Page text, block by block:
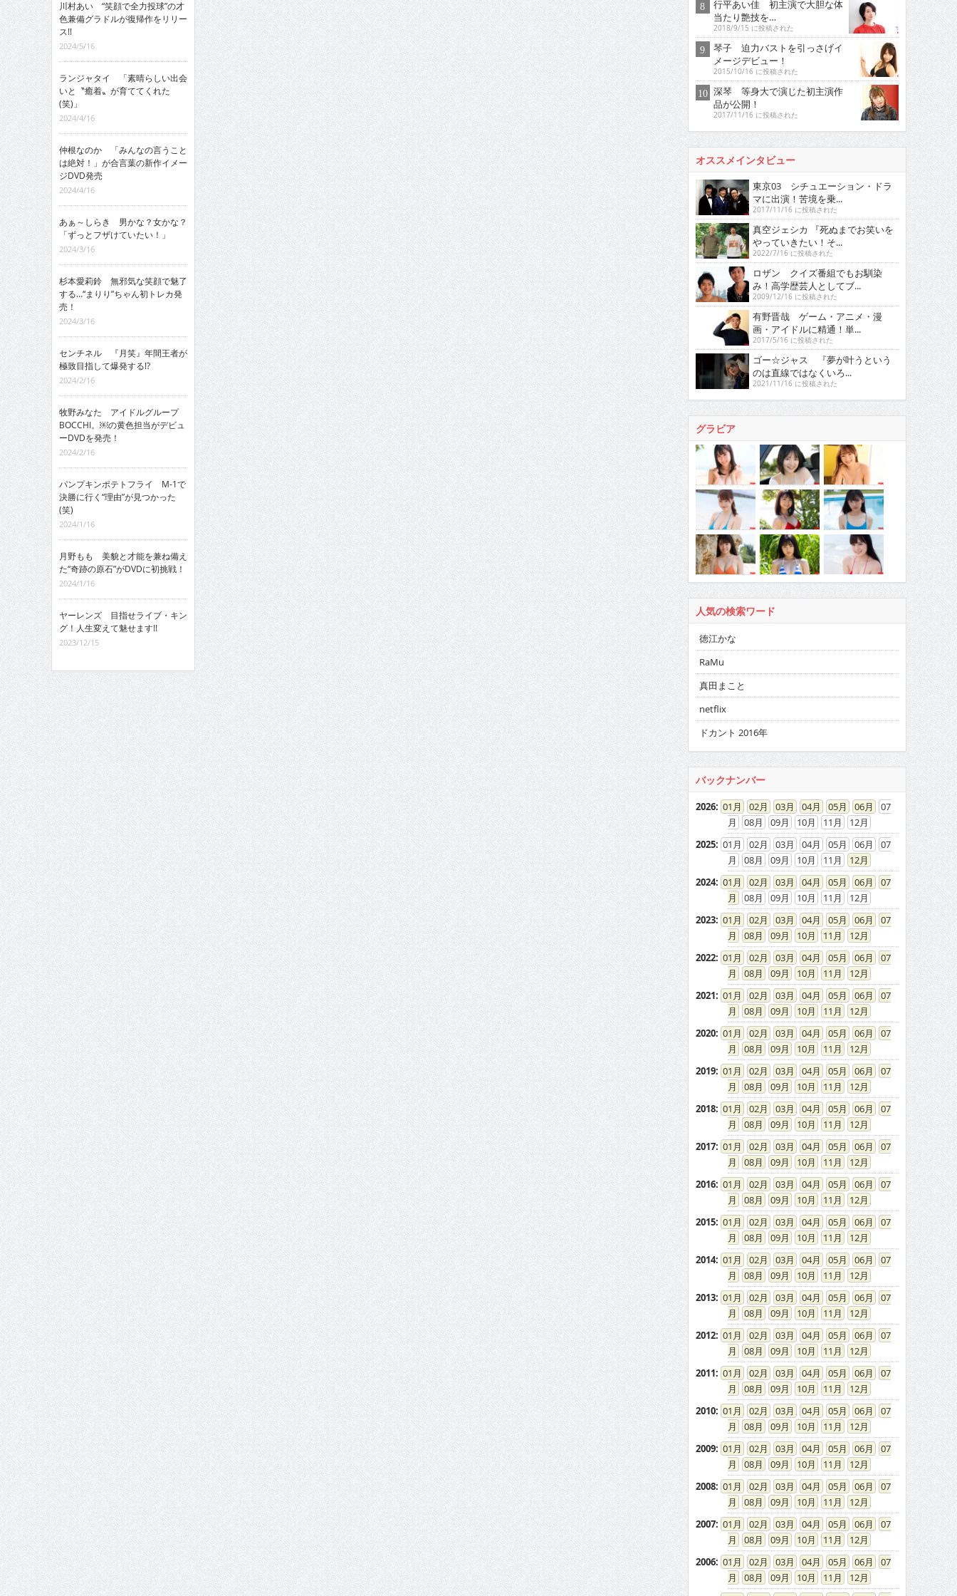
川村あい “笑顔で全力投球”の才
色兼備グラドルが復帰作をリリー
ス!!
2024/5/16
ランジャタイ 「素晴らしい出会
いと〝癒着〟が育ててくれた
(笑)」
2024/4/16
仲根なのか 「みんなの言うこと
は絶対！」が合言葉の新作イメー
ジDVD発売
2024/4/16
あぁ～しらき 男かな？女かな？
「ずっとフザけていたい！」
2024/3/16
杉本愛莉鈴 無邪気な笑顔で魅了
する…“まりり”ちゃん初トレカ発
売！
2024/3/16
センチネル 『月笑』年間王者が
極致目指して爆発する!?
2024/2/16
牧野みなた アイドルグループ
BOCCHI。￼の黄色担当がデビュ
ーDVDを発売！
2024/2/16
パンプキンポテトフライ M-1で
決勝に行く“理由”が見つかった
(笑)
2024/1/16
月野もも 美貌と才能を兼ね備え
た“奇跡の原石”がDVDに初挑戦！
2024/1/16
ヤーレンズ 目指せライブ・キン
グ！人生変えて魅せます!!
2023/12/15
行平あい佳 初主演で大胆な体
当たり艶技を…
2018/9/15 に投稿された
琴子 迫力バストを引っさげイ
メージデビュー！
2015/10/16 に投稿された
深琴 等身大で演じた初主演作
品が公開！
2017/11/16 に投稿された
オススメインタビュー
東京03 シチュエーション・ドラ
マに出演！苦境を乗...
2017/11/16 に投稿された
真空ジェシカ 『死ぬまでお笑いを
やっていきたい！そ...
2022/7/16 に投稿された
ロザン クイズ番組でもお馴染
み！高学歴芸人としてブ...
2009/12/16 に投稿された
有野晋哉 ゲーム・アニメ・漫
画・アイドルに精通！単...
2017/5/16 に投稿された
ゴー☆ジャス 『夢が叶うという
のは直線ではなくいろ...
2021/11/16 に投稿された
グラビア
人気の検索ワード
徳江かな
RaMu
真田まこと
netflix
ドカント 2016年
バックナンバー
2026: 01 02 03 04 05 06
07
08
09 10 11
12
2025: 01 02 03 04 05 06
07
08
09 10 11
12
2024: 01 02 03 04 05 06
07
08
09 10 11
12
2023: 01 02 03 04 05 06
07
08
09 10 11
12
2022: 01 02 03 04 05 06
07
08
09 10 11
12
2021: 01 02 03 04 05 06
07
08
09 10 11
12
2020: 01 02 03 04 05 06
07
08
09 10 11
12
2019: 01 02 03 04 05 06
07
08
09 10 11
12
2018: 01 02 03 04 05 06
07
08
09 10 11
12
2017: 01 02 03 04 05 06
07
08
09 10 11
12
2016: 01 02 03 04 05 06
07
08
09 10 11
12
2015: 01 02 03 04 05 06
07
08
09 10 11
12
2014: 01 02 03 04 05 06
07
08
09 10 11
12
2013: 01 02 03 04 05 06
07
08
09 10 11
12
2012: 01 02 03 04 05 06
07
08
09 10 11
12
2011: 01 02 03 04 05 06
07
08
09 10 11
12
2010: 01 02 03 04 05 06
07
08
09 10 11
12
2009: 01 02 03 04 05 06
07
08
09 10 11
12
2008: 01 02 03 04 05 06
07
08
09 10 11
12
2007: 01 02 03 04 05 06
07
08
09 10 11
12
2006: 01 02 03 04 05 06
07
08
09 10 11
12